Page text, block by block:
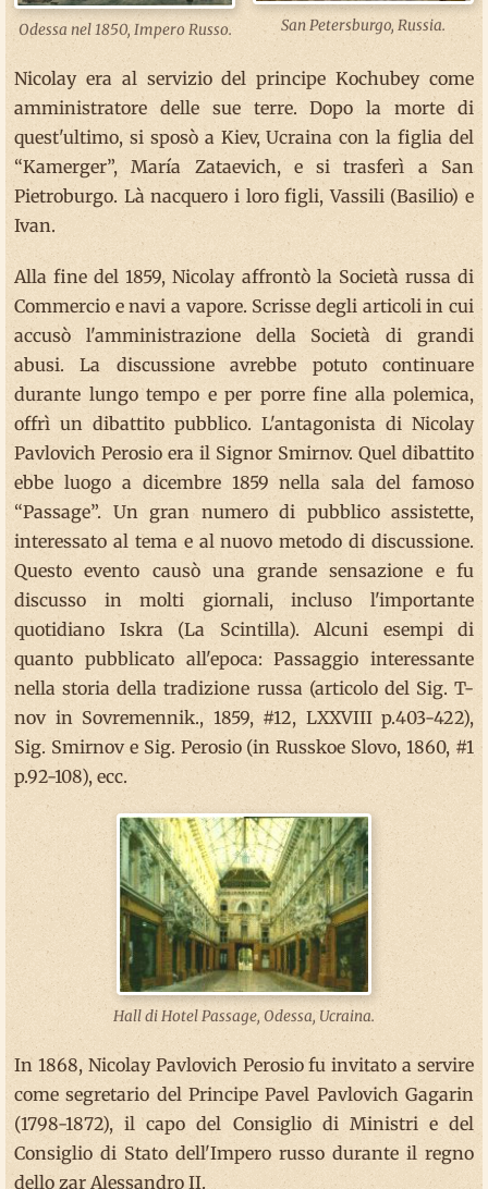
Odessa nel 1850, Impero Russo. San Petersburgo, Russia.
Nicolay era al servizio del principe Kochubey come
amministratore delle sue terre. Dopo la morte di
quest'ultimo, si sposò a Kiev, Ucraina con la figlia del
“Kamerger”, María Zataevich, e si trasferì a San
Pietroburgo. Là nacquero i loro figli, Vassili (Basilio) e
Ivan.
Alla fine del 1859, Nicolay affrontò la Società russa di
Commercio e navi a vapore. Scrisse degli articoli in cui
accusò l'amministrazione della Società di grandi
abusi. La discussione avrebbe potuto continuare
durante lungo tempo e per porre fine alla polemica,
offrì un dibattito pubblico. L'antagonista di Nicolay
Pavlovich Perosio era il Signor Smirnov. Quel dibattito
ebbe luogo a dicembre 1859 nella sala del famoso
“Passage”. Un gran numero di pubblico assistette,
interessato al tema e al nuovo metodo di discussione.
Questo evento causò una grande sensazione e fu
discusso in molti giornali, incluso l'importante
quotidiano Iskra (La Scintilla). Alcuni esempi di
quanto pubblicato all'epoca: Passaggio interessante
nella storia della tradizione russa (articolo del Sig. T-
nov in Sovremennik., 1859, #12, LXXVIII p.403-422),
Sig. Smirnov e Sig. Perosio (in Russkoe Slovo, 1860, #1
p.92-108), ecc.
Hall di Hotel Passage, Odessa, Ucraina.
In 1868, Nicolay Pavlovich Perosio fu invitato a servire
come segretario del Principe Pavel Pavlovich Gagarin
(1798-1872), il capo del Consiglio di Ministri e del
Consiglio di Stato dell'Impero russo durante il regno
dello zar Alessandro II.